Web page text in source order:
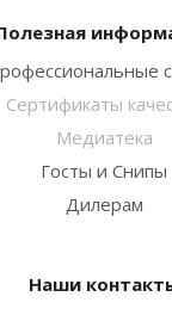
Сертификаты
Медиатека
Госты и Снипы
Дилерам
Наши